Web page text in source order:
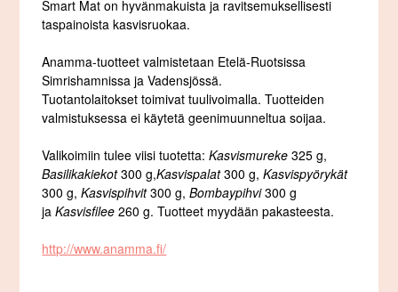
Smart Mat on hyvänmakuista ja ravitsemuksellisesti
taspainoista kasvisruokaa.
Anamma-tuotteet valmistetaan Etelä-Ruotsissa
Simrishamnissa ja Vadensjössä.
Tuotantolaitokset toimivat tuulivoimalla. Tuotteiden
valmistuksessa ei käytetä geenimuunneltua soijaa.
Valikoimiin tulee viisi tuotetta:Kasvismureke 325 g,
Basilikakiekot300 g,Kasvispalat300 g,Kasvispyörykät
300 g,Kasvispihvit300 g,Bombaypihvi300 g
jaKasvisfilee 260 g. Tuotteet myydään pakasteesta.
http://www.anamma.fi/